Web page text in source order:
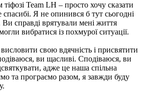
Team LH – просто хочу сказати
спасибі. Я не опинився б тут сьогодні
справді врятували мені життя
вибратися із похмурої ситуації.
свою вдячність і присвятити
ви щасливі. Сподіваюся, ви
адже це наша спільна
та програємо разом, я завжди буду